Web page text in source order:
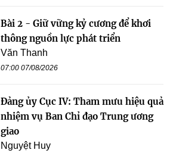
Bài 2 - Giữ vững kỷ cương để khơi
thông nguồn lực phát triển
Văn Thanh
07:00 07/08/2026
Đảng ủy Cục IV: Tham mưu hiệu quả
nhiệm vụ Ban Chỉ đạo Trung ương
giao
Nguyệt Huy